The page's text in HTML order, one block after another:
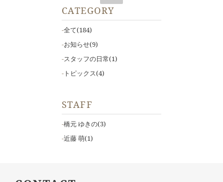
CATEGORY
全て(184)
お知らせ(9)
スタッフの日常(1)
トピックス(4)
STAFF
橋元 ゆきの(3)
近藤 萌(1)